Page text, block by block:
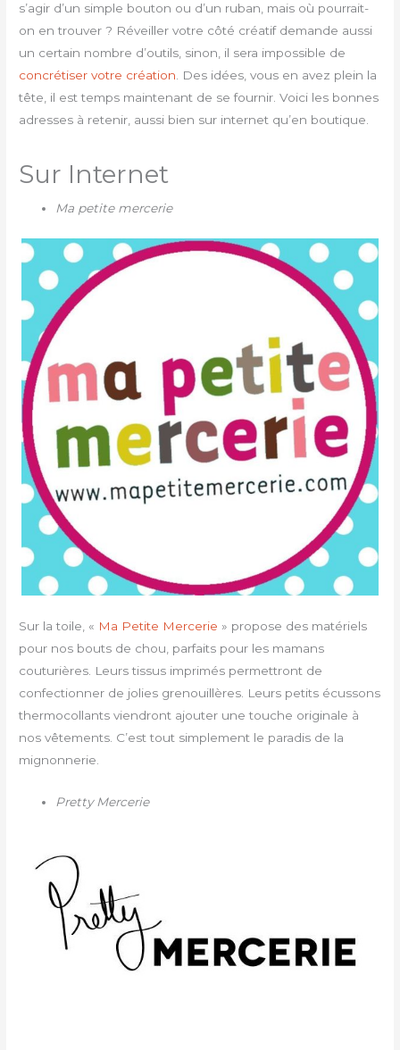
s’agir d’un simple bouton ou d’un ruban, mais où pourrait-
on en trouver ? Réveiller votre côté créatif demande aussi
un certain nombre d’outils, sinon, il sera impossible de
concrétiser votre création. Des idées, vous en avez plein la
tête, il est temps maintenant de se fournir. Voici les bonnes
adresses à retenir, aussi bien sur internet qu’en boutique.
Sur Internet
Ma petite mercerie
Sur la toile, « Ma Petite Mercerie » propose des matériels
pour nos bouts de chou, parfaits pour les mamans
couturières. Leurs tissus imprimés permettront de
confectionner de jolies grenouillères. Leurs petits écussons
thermocollants viendront ajouter une touche originale à
nos vêtements. C’est tout simplement le paradis de la
mignonnerie.
Pretty Mercerie